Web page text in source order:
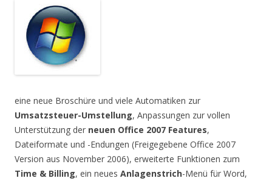
eine neue Broschüre und viele Automatiken zur
Umsatzsteuer-Umstellung, Anpassungen zur vollen
Unterstützung der neuen Office 2007 Features,
Dateiformate und -Endungen (Freigegebene Office 2007
Version aus November 2006), erweiterte Funktionen zum
Time & Billing, ein neues Anlagenstrich-Menü für Word,